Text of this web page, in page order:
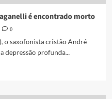
é encontrado morto
0
o saxofonista cristão André
depressão profunda...